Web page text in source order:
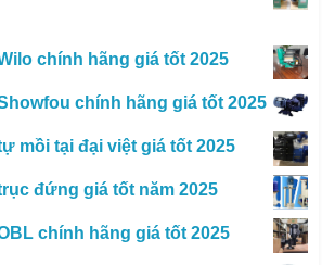
chính hãng giá tốt 2025
chính hãng giá tốt 2025
mồi tại đại việt giá tốt 2025
đứng giá tốt năm 2025
chính hãng giá tốt 2025